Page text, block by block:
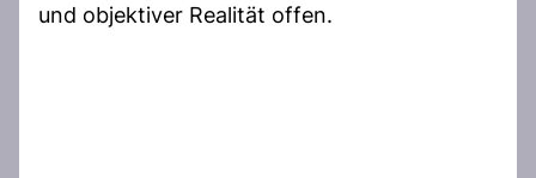
und objektiver Realität offen.